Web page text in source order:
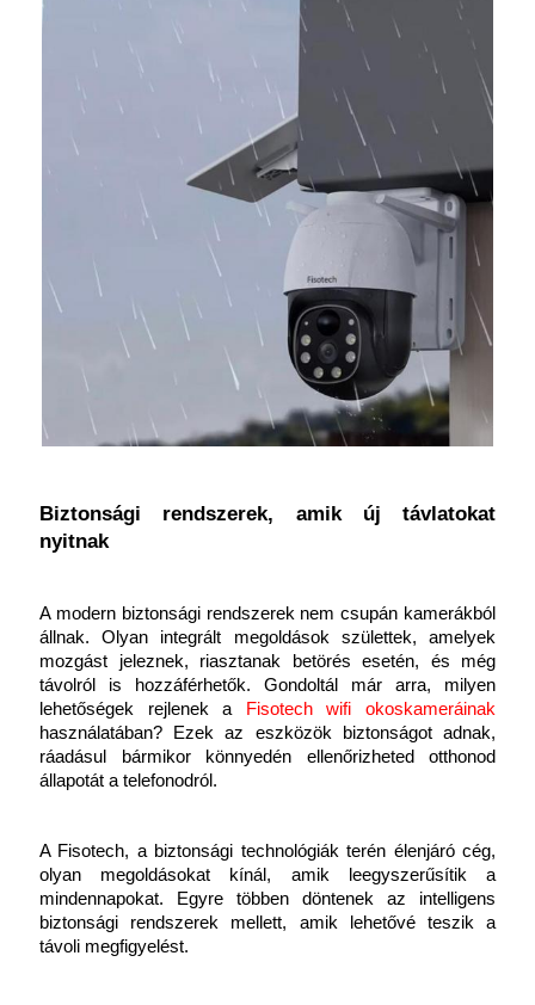
Biztonsági rendszerek, amik új távlatokat
nyitnak
A modern biztonsági rendszerek nem csupán kamerákból
állnak. Olyan integrált megoldások születtek, amelyek
mozgást jeleznek, riasztanak betörés esetén, és még
távolról is hozzáférhetők. Gondoltál már arra, milyen
lehetőségek rejlenek a
Fisotech wifi okoskameráinak
használatában? Ezek az eszközök biztonságot adnak,
ráadásul bármikor könnyedén ellenőrizheted otthonod
állapotát a telefonodról.
A Fisotech, a biztonsági technológiák terén élenjáró cég,
olyan megoldásokat kínál, amik leegyszerűsítik a
mindennapokat. Egyre többen döntenek az intelligens
biztonsági rendszerek mellett, amik lehetővé teszik a
távoli megfigyelést.